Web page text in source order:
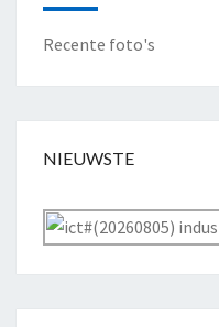
Recente foto's
NIEUWSTE